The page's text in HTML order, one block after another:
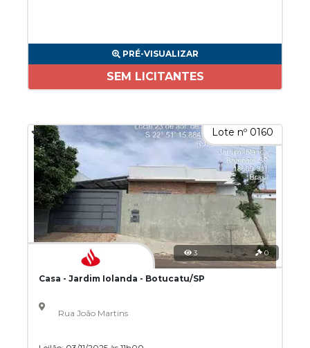
PRÉ-VISUALIZAR
SEM LICITANTES
Lote nº 0160
3 0
Casa - Jardim Iolanda - Botucatu/SP
Rua João Martins